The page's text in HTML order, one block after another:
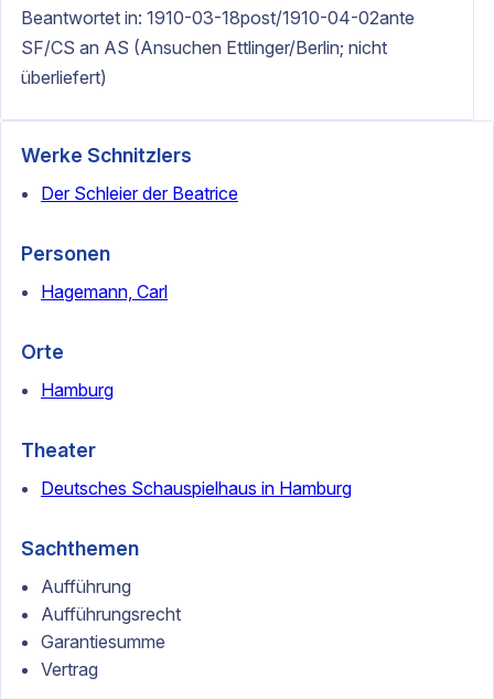
Beantwortet in: 1910-03-18post/1910-04-02ante
SF/CS an AS (Ansuchen Ettlinger/Berlin; nicht
überliefert)
Werke Schnitzlers
Der Schleier der Beatrice
Personen
Hagemann, Carl
Orte
Hamburg
Theater
Deutsches Schauspielhaus in Hamburg
Sachthemen
Aufführung
Aufführungsrecht
Garantiesumme
Vertrag